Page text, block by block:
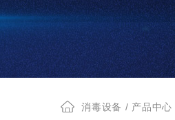
消毒设备 / 产品中心